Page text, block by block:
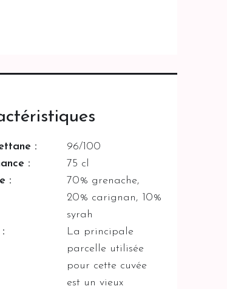
:
96/100
:
75 cl
:
70% grenache,
20% carignan, 10%
syrah
La principale
parcelle utilisée
pour cette cuvée
est un vieux